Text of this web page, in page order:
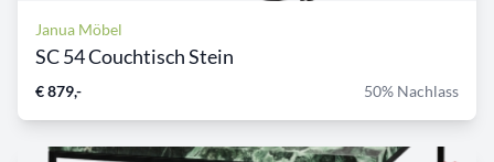
Janua Möbel
SC 54 Couchtisch Stein
€ 879,- 50% Nachlass